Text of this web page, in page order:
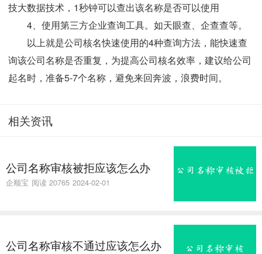
技大数据技术，1秒钟可以查出该名称是否可以使用
4、使用第三方企业查询工具。如天眼查、企查查等。
以上就是公司核名快速使用的4种查询方法，能快速查
询该公司名称是否重复，为提高公司核名效率，建议给公司
起名时，准备5-7个名称，避免来回奔波，浪费时间。
相关资讯
公司名称审核被拒应该怎么办
企顺宝 阅读 20765 2024-02-01
公司名称审核不通过应该怎么办